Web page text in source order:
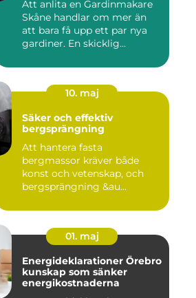
Att anlita en Gardinmakare
Skåne handlar om mer än
att bara få upp ett par nya
gardiner. En skicklig...
10. maj
Säker och effektiv
bergsprängning
Att hantera fasta
bergmassor kräver både
konst och vetenskap, och
bergsprängning &au...
01. maj
Energideklarationer Örebro
kunskap som sänker
energikostnaderna